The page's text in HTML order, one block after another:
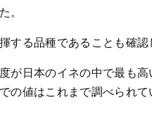
。
る品種であることも確認
が日本のイネの中で最も高
の値はこれまで調べられて